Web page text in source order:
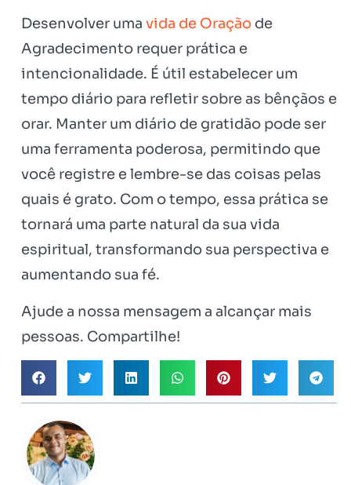
Desenvolver uma vida de Oração de
Agradecimento requer prática e
intencionalidade. É útil estabelecer um
tempo diário para refletir sobre as bênçãos e
orar. Manter um diário de gratidão pode ser
uma ferramenta poderosa, permitindo que
você registre e lembre-se das coisas pelas
quais é grato. Com o tempo, essa prática se
tornará uma parte natural da sua vida
espiritual, transformando sua perspectiva e
aumentando sua fé.
Ajude a nossa mensagem a alcançar mais
pessoas. Compartilhe!